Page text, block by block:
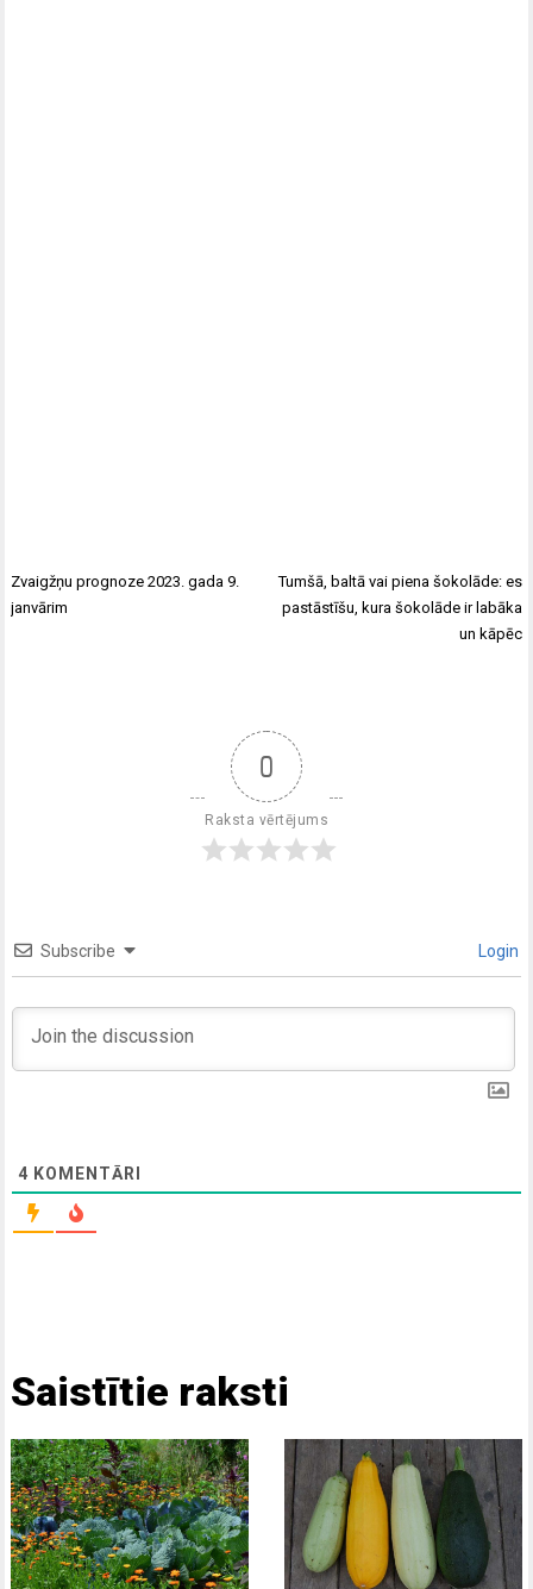
Zvaigžņu prognoze 2023. gada 9.
janvārim
Tumšā, baltā vai piena šokolāde: es
pastāstīšu, kura šokolāde ir labāka
un kāpēc
0
Raksta vērtējums
Subscribe Login
4 KOMENTĀRI
Saistītie raksti